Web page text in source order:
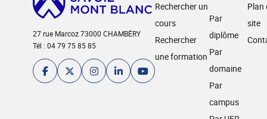
27 rue Marcoz 73000 CHAMBÉRY
Tél : 04 79 75 85 85
Rechercher un
cours
Rechercher
une formation
Par
diplôme
Par
domaine
Par
campus
Plan
site